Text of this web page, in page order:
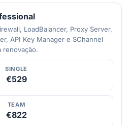
LoadBalancer, Proxy Server,
API Key Manager e SChannel
renovação.
SINGLE
€529
TEAM
€822